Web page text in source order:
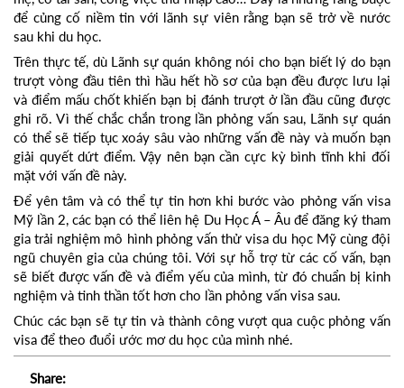
để củng cố niềm tin với lãnh sự viên rằng bạn sẽ trở về nước
sau khi du học.
Trên thực tế, dù Lãnh sự quán không nói cho bạn biết lý do bạn
trượt vòng đầu tiên thì hầu hết hồ sơ của bạn đều được lưu lại
và điểm mấu chốt khiến bạn bị đánh trượt ở lần đầu cũng được
ghi rõ. Vì thế chắc chắn trong lần phỏng vấn sau, Lãnh sự quán
có thể sẽ tiếp tục xoáy sâu vào những vấn đề này và muốn bạn
giải quyết dứt điểm. Vậy nên bạn cần cực kỳ bình tĩnh khi đối
mặt với vấn đề này.
Để yên tâm và có thể tự tin hơn khi bước vào phỏng vấn visa
Mỹ lần 2, các bạn có thể liên hệ Du Học Á – Âu để đăng ký tham
gia trải nghiệm mô hình phỏng vấn thử visa du học Mỹ cùng đội
ngũ chuyên gia của chúng tôi. Với sự hỗ trợ từ các cố vấn, bạn
sẽ biết được vấn đề và điểm yếu của mình, từ đó chuẩn bị kinh
nghiệm và tinh thần tốt hơn cho lần phỏng vấn visa sau.
Chúc các bạn sẽ tự tin và thành công vượt qua cuộc phỏng vấn
visa để theo đuổi ước mơ du học của mình nhé.
Share: